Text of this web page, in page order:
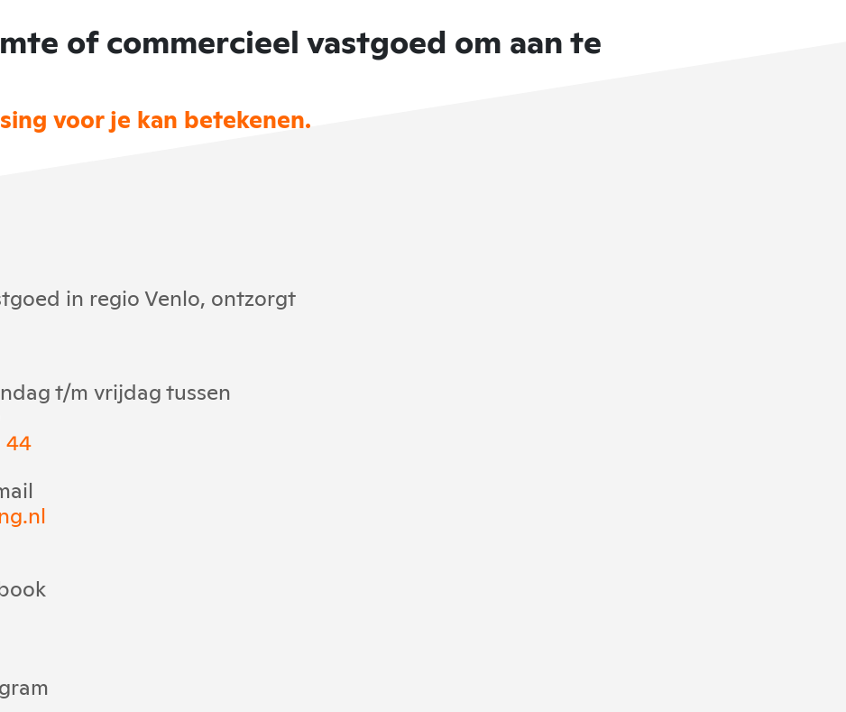
of commercieel vastgoed om aan te
voor je kan betekenen.
in regio Venlo, ontzorgt
t/m vrijdag tussen
44